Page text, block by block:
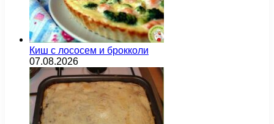
Киш с лососем и брокколи
07.08.2026